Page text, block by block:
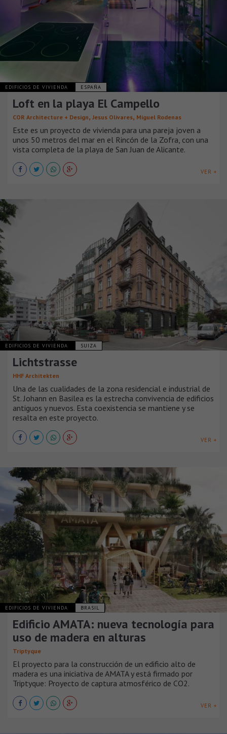
EDIFICIOS DE VIVIENDA ESPAÑA
Loft en la playa El Campello
COR Architecture + Design, Jesus Olivares, Miguel Rodenas
Este es un proyecto de vivienda para una pareja joven a
unos 50 metros del mar en el Rincón de la Zofra, con una
vista completa de la playa de San Juan de Alicante.
VER +
EDIFICIOS DE VIVIENDA SUIZA
Lichtstrasse
HHF Architekten
Una de las cualidades de la zona residencial e industrial de
St. Johann en Basilea es la estrecha convivencia de edificios
antiguos y nuevos. Esta coexistencia se mantiene y se
resalta en este proyecto.
VER +
EDIFICIOS DE VIVIENDA BRASIL
Edificio AMATA: nueva tecnología para
uso de madera en alturas
Triptyque
El proyecto para la construcción de un edificio alto de
madera es una iniciativa de AMATA y está firmado por
Triptyque: Proyecto de captura atmosférico de CO2.
VER +